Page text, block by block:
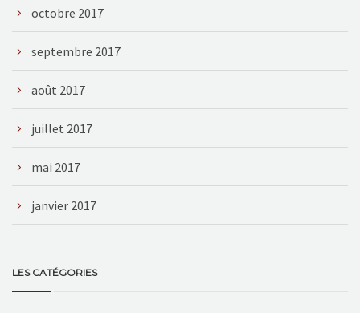
octobre 2017
septembre 2017
août 2017
juillet 2017
mai 2017
janvier 2017
LES CATÉGORIES